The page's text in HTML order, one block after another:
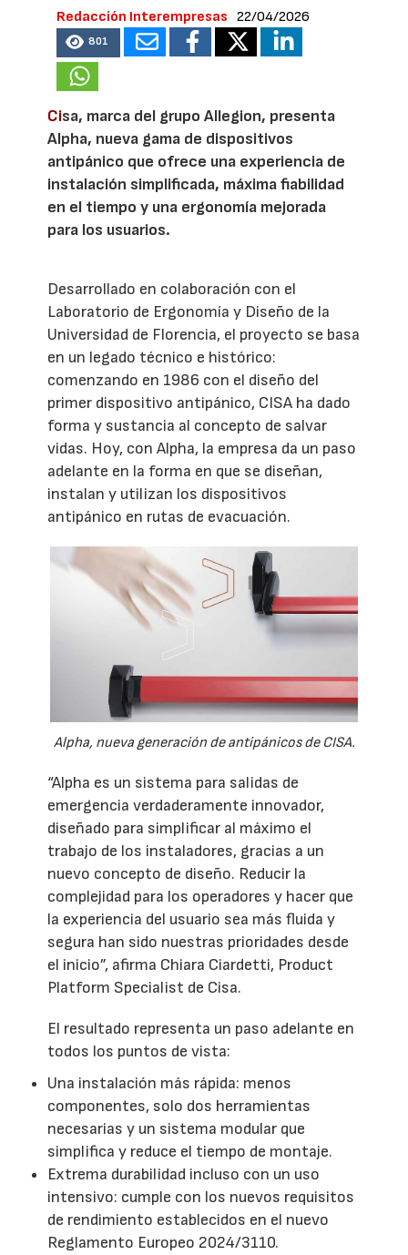
Redacción Interempresas 22/04/2026
801
Cisa, marca del grupo Allegion, presenta
Alpha, nueva gama de dispositivos
antipánico que ofrece una experiencia de
instalación simplificada, máxima fiabilidad
en el tiempo y una ergonomía mejorada
para los usuarios.
Desarrollado en colaboración con el
Laboratorio de Ergonomía y Diseño de la
Universidad de Florencia, el proyecto se basa
en un legado técnico e histórico:
comenzando en 1986 con el diseño del
primer dispositivo antipánico, CISA ha dado
forma y sustancia al concepto de salvar
vidas. Hoy, con Alpha, la empresa da un paso
adelante en la forma en que se diseñan,
instalan y utilizan los dispositivos
antipánico en rutas de evacuación.
Alpha, nueva generación de antipánicos de CISA.
“Alpha es un sistema para salidas de
emergencia verdaderamente innovador,
diseñado para simplificar al máximo el
trabajo de los instaladores, gracias a un
nuevo concepto de diseño. Reducir la
complejidad para los operadores y hacer que
la experiencia del usuario sea más fluida y
segura han sido nuestras prioridades desde
el inicio”, afirma Chiara Ciardetti, Product
Platform Specialist de Cisa.
El resultado representa un paso adelante en
todos los puntos de vista:
Una instalación más rápida: menos
componentes, solo dos herramientas
necesarias y un sistema modular que
simplifica y reduce el tiempo de montaje.
Extrema durabilidad incluso con un uso
intensivo: cumple con los nuevos requisitos
de rendimiento establecidos en el nuevo
Reglamento Europeo 2024/3110.